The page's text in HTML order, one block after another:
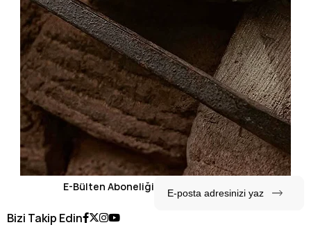
E-Bülten Aboneliği
Bizi Takip Edin